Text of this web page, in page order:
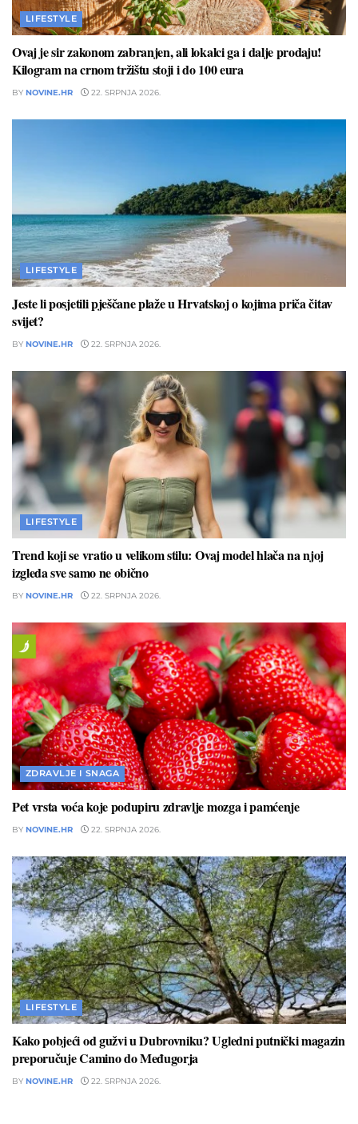
LIFESTYLE
Ovaj je sir zakonom zabranjen, ali lokalci ga i dalje prodaju!
Kilogram na crnom tržištu stoji i do 100 eura
BY NOVINE.HR 22. SRPNJA 2026.
LIFESTYLE
Jeste li posjetili pješčane plaže u Hrvatskoj o kojima priča čitav
svijet?
BY NOVINE.HR 22. SRPNJA 2026.
LIFESTYLE
Trend koji se vratio u velikom stilu: Ovaj model hlača na njoj
izgleda sve samo ne obično
BY NOVINE.HR 22. SRPNJA 2026.
ZDRAVLJE I SNAGA
Pet vrsta voća koje podupiru zdravlje mozga i pamćenje
BY NOVINE.HR 22. SRPNJA 2026.
LIFESTYLE
Kako pobjeći od gužvi u Dubrovniku? Ugledni putnički magazin
preporučuje Camino do Međugorja
BY NOVINE.HR 22. SRPNJA 2026.